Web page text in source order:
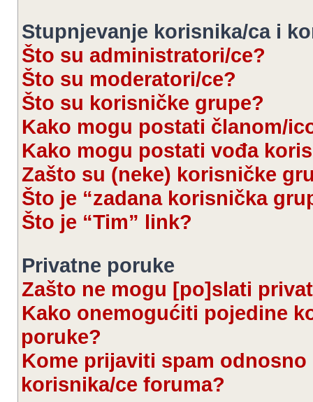
Stupnjevanje korisnika/ca i
Što su administratori/ce?
Što su moderatori/ce?
Što su korisničke grupe?
Kako mogu postati članom/
Kako mogu postati vođa
Zašto su (neke) korisničke
Što je “zadana korisnička
Što je “Tim” link?
Privatne poruke
Zašto ne mogu [po]slati
Kako onemogućiti pojedine
poruke?
Kome prijaviti spam
korisnika/ce foruma?